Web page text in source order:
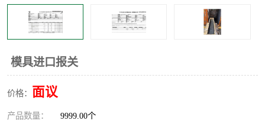
模具进口报关
价格： 面议
产品数量： 9999.00个